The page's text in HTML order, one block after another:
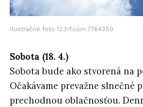
Ilustračné foto 123rf.com 7764250
Sobota (18. 4.)
Sobota bude ako stvorená na
Očakávame prevažne slnečné
prechodnou oblačnosťou.